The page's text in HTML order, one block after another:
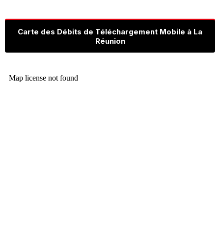
Carte des Débits de Téléchargement Mobile à La
Réunion